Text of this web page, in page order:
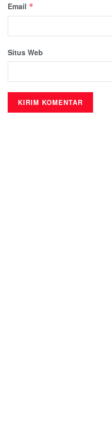
Email *
Situs Web